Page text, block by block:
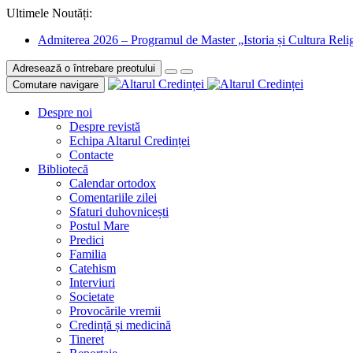
Ultimele Noutăți:
Admiterea 2026 – Programul de Master „Istoria și Cultura
Adresează o întrebare preotului
Comutare navigare
Despre noi
Despre revistă
Echipa Altarul Credinței
Contacte
Bibliotecă
Calendar ortodox
Comentariile zilei
Sfaturi duhovnicești
Postul Mare
Predici
Familia
Catehism
Interviuri
Societate
Provocările vremii
Credință și medicină
Tineret